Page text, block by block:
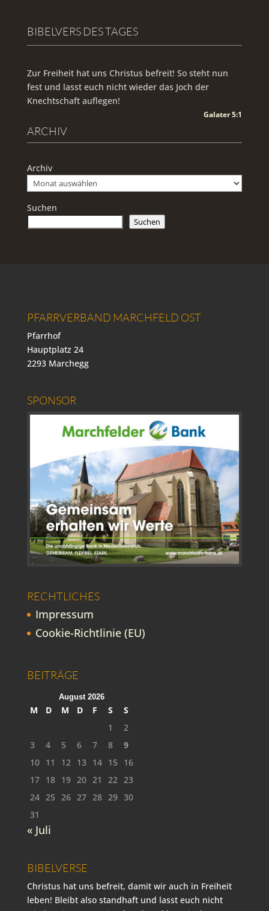
BIBELVERS DES TAGES
Zur Freiheit hat uns Christus befreit! So steht nun
fest und lasst euch nicht wieder das Joch der
Knechtschaft auflegen!
Galater 5:1
ARCHIV
Archiv
Suchen
Suchen
PFARRVERBAND MARCHFELD OST
Pfarrhof
Hauptplatz 24
2293 Marchegg
SPONSOR
RECHTLICHES
Impressum
Cookie-Richtlinie (EU)
BEITRÄGE
August 2026
M D M D F S
S
1
2
3
4 5 6 7 8
9
10 11 12 13 14 15
16
17 18 19 20 21 22 23
24 25 26 27 28 29 30
31
« Juli
BIBELVERSE
Christus hat uns befreit, damit wir auch in Freiheit
leben! Bleibt also standhaft und lasst euch nicht